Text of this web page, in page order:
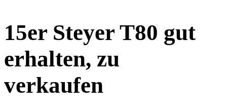
15er Steyer T80 gut
erhalten, zu
verkaufen